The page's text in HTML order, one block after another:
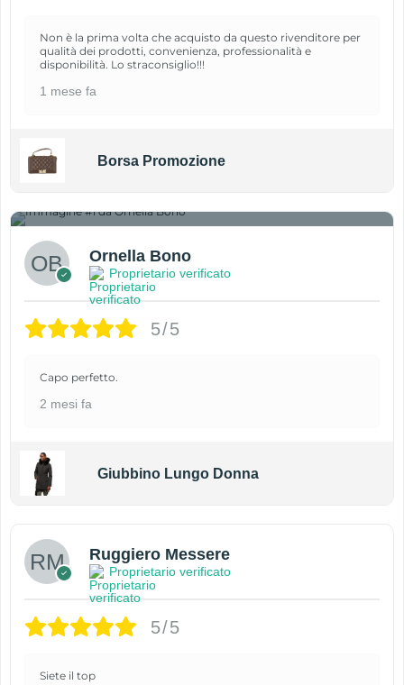
Non è la prima volta che acquisto da questo rivenditore per
qualità dei prodotti, convenienza, professionalità e
disponibilità. Lo straconsiglio!!!
1 mese fa
Borsa Promozione
Ornella Bono
Proprietario verificato
5/5
Capo perfetto.
2 mesi fa
Giubbino Lungo Donna
Ruggiero Messere
Proprietario verificato
5/5
Siete il top